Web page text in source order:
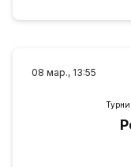
08 мар., 13:55